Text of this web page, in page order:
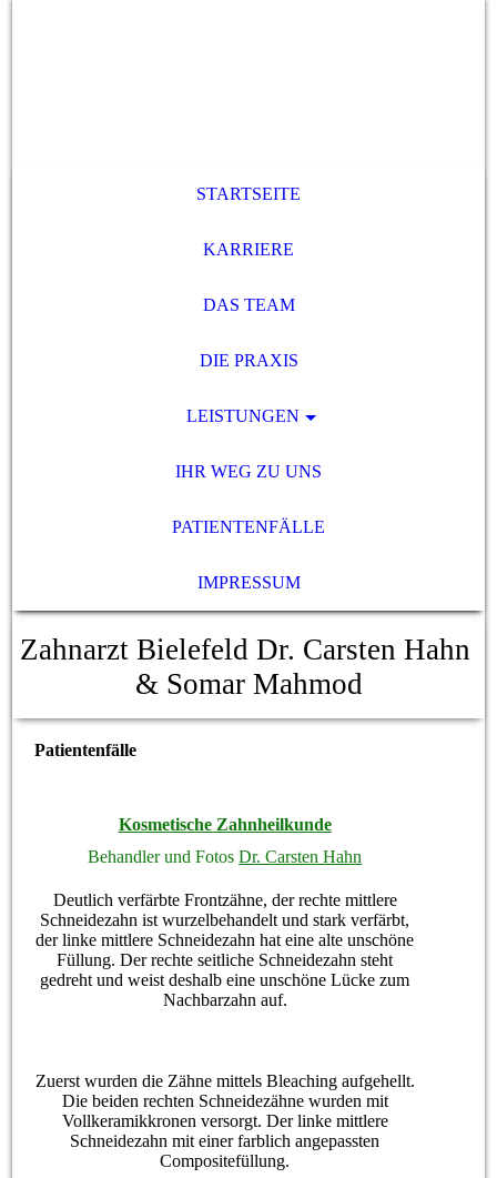
STARTSEITE
KARRIERE
DAS TEAM
DIE PRAXIS
LEISTUNGEN
IHR WEG ZU UNS
PATIENTENFÄLLE
IMPRESSUM
Zahnarzt Bielefeld Dr. Carsten Hahn
& Somar Mahmod
Patientenfälle
Kosmetische Zahnheilkunde
Behandler und FotosDr. Carsten Hahn
Deutlich verfärbte Frontzähne, der rechte mittlere
Schneidezahn ist wurzelbehandelt und stark verfärbt,
der linke mittlere Schneidezahn hat eine alte unschöne
Füllung. Der rechte seitliche Schneidezahn steht
gedreht und weist deshalb eine unschöne Lücke zum
Nachbarzahn auf.
Zuerst wurden die Zähne mittels Bleaching aufgehellt.
Die beiden rechten Schneidezähne wurden mit
Vollkeramikkronen versorgt. Der linke mittlere
Schneidezahn mit einer farblich angepassten
Compositefüllung.